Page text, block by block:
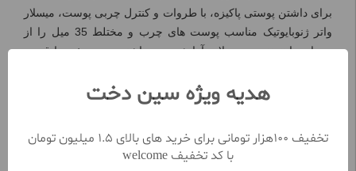
برای داشتن پوستی پاکیزه، با طروات و کنترل چربی پوست، میسلار
واتر ژنوبایوتیک مناسب پوست های چرب و مختلط 35 میل را از
وبسایت اینترنتی محصولات آرایشی و بهداشتی سین دخت با قیمت
از ویژگی های اصلی میسلار واتر ژنوبایوتیک مناسب پوست چرب و
پیشگیری از بروز جوش
کاهش براقیت پوست چرب
هدیه ویژه سین دخت
تخفیف 100هزار تومانی برای خرید های بالای 1.5 میلیون تومان
با کد تخفیف welcome